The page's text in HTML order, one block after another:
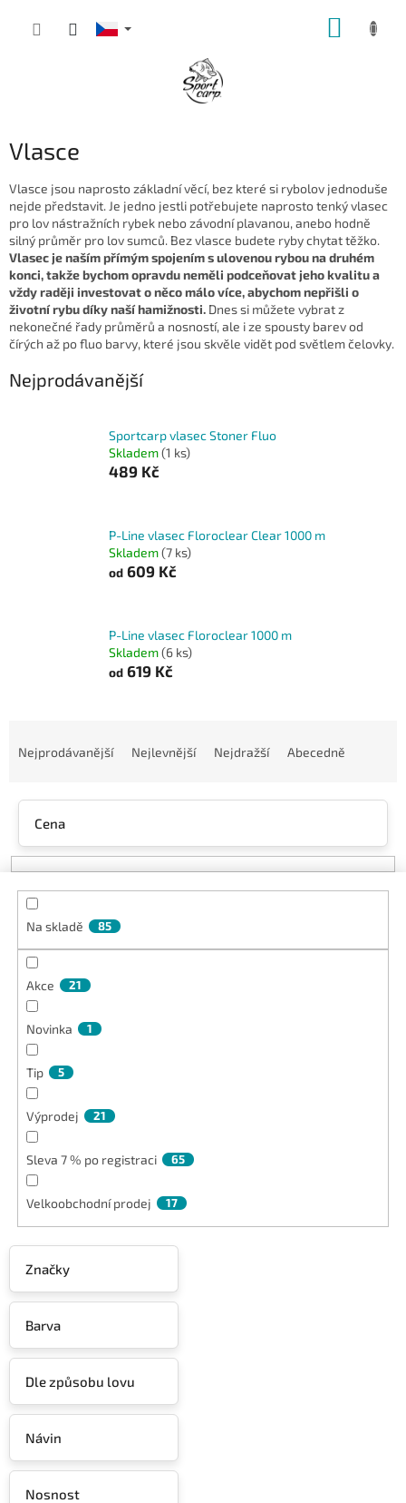
Vlasce
Vlasce jsou naprosto základní věcí, bez které si rybolov jednoduše
nejde představit. Je jedno jestli potřebujete naprosto tenký vlasec
pro lov nástražních rybek nebo závodní plavanou, anebo hodně
silný průměr pro lov sumců. Bez vlasce budete ryby chytat těžko.
Vlasec je naším přímým spojením s ulovenou rybou na druhém
konci, takže bychom opravdu neměli podceňovat jeho kvalitu a
vždy raději investovat o něco málo více, abychom nepřišli o
životní rybu díky naší hamižnosti. Dnes si můžete vybrat z
nekonečné řady průměrů a nosností, ale i ze spousty barev od
čírých až po fluo barvy, které jsou skvěle vidět pod světlem čelovky.
Nejprodávanější
Sportcarp vlasec Stoner Fluo
Skladem(1 ks)
489 Kč
P-Line vlasec Floroclear Clear 1000 m
Skladem(7 ks)
od 609 Kč
P-Line vlasec Floroclear 1000 m
Skladem(6 ks)
od 619 Kč
n
p
r
o
Nejprodávanější Nejlevnější Nejdražší Abecedně
Cena
Na skladě 85
Akce 21
Novinka 1
Tip 5
Výprodej 21
Sleva 7 % po registraci 65
Velkoobchodní prodej 17
Značky
Barva
Dle způsobu lovu
Návin
Nosnost